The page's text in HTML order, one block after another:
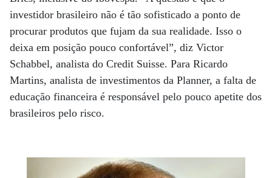
investidor brasileiro não é tão sofisticado a ponto de
procurar produtos que fujam da sua realidade. Isso o
deixa em posição pouco confortável”, diz Victor
Schabbel, analista do Credit Suisse. Para Ricardo
Martins, analista de investimentos da Planner, a falta de
educação financeira é responsável pelo pouco apetite dos
brasileiros pelo risco.